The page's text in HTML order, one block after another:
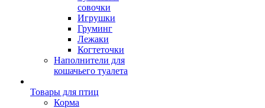
совочки
Игрушки
Груминг
Лежаки
Когтеточки
Наполнители для
кошачьего туалета
Товары для птиц
Корма